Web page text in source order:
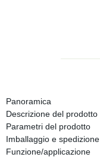
Panoramica
Descrizione del prodotto
Parametri del prodotto
Imballaggio e spedizione
Funzione/applicazione